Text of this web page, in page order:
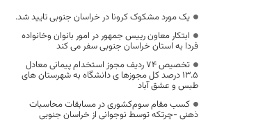
یک مورد مشکوک کرونا در خراسان جنوبی تایید شد.
ابتکار معاون رييس جمهور در امور بانوان وخانواده
فردا به استان خراسان جنوبی سفر می کند
تخصیص ۷۴ ردیف مجوز استخدام پیمانی معادل
۱۳.۵ درصد کل مجوزها ی دانشگاه به شهرستان های
طبس و عشق آباد
کسب مقام سوم‌کشوری در مسابقات محاسبات
ذهنی -چرتکه توسط نوجوانی از خراسان جنوبی